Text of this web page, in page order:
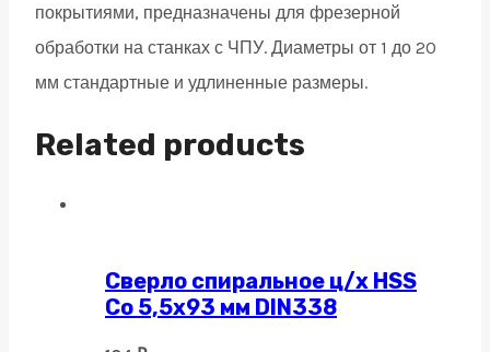
quantity
покрытиями, предназначены для фрезерной
обработки на станках с ЧПУ. Диаметры от 1 до 20
мм стандартные и удлиненные размеры.
Related products
Сверло спиральное ц/х HSS
Co 5,5х93 мм DIN338